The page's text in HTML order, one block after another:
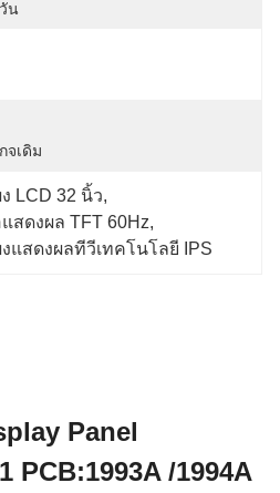
น
จเดิม
LCD 32 นิ้ว,
สดงผล TFT 60Hz,
แสดงผลทีวีเทคโนโลยี IPS
Panel
PCB:1993A /1994A